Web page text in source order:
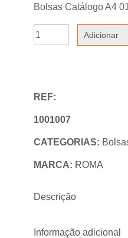
Bolsas Catálogo A4
Quantidade
de
A4
012mic
Divisórias
Roma
100un
Adicionar
REF:
1001007
CATEGORIAS:
MARCA: ROMA
Descrição
Informação adicional